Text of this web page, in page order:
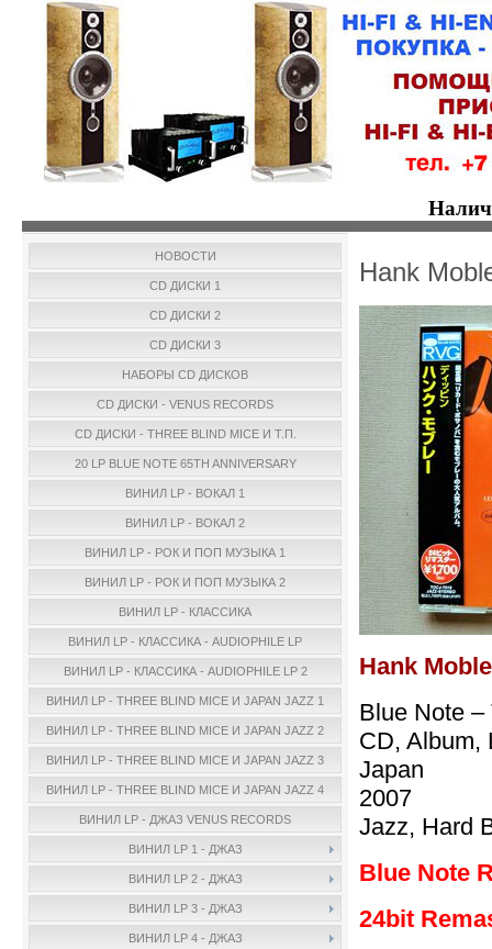
НОВОСТИ
CD ДИСКИ 1
CD ДИСКИ 2
CD ДИСКИ 3
НАБОРЫ CD ДИСКОВ
CD ДИСКИ - VENUS RECORDS
CD ДИСКИ - THREE BLIND MICE И Т.П.
20 LP BLUE NOTE 65TH ANNIVERSARY
ВИНИЛ LP - ВОКАЛ 1
ВИНИЛ LP - ВОКАЛ 2
ВИНИЛ LP - РОК И ПОП МУЗЫКА 1
ВИНИЛ LP - РОК И ПОП МУЗЫКА 2
ВИНИЛ LP - КЛАССИКА
ВИНИЛ LP - КЛАССИКА - AUDIOPHILE LP
ВИНИЛ LP - КЛАССИКА - AUDIOPHILE LP 2
ВИНИЛ LP - THREE BLIND MICE И JAPAN JAZZ 1
ВИНИЛ LP - THREE BLIND MICE И JAPAN JAZZ 2
ВИНИЛ LP - THREE BLIND MICE И JAPAN JAZZ 3
ВИНИЛ LP - THREE BLIND MICE И JAPAN JAZZ 4
ВИНИЛ LP - ДЖАЗ VENUS RECORDS
ВИНИЛ LP 1 - ДЖАЗ
ВИНИЛ LP 2 - ДЖАЗ
ВИНИЛ LP 3 - ДЖАЗ
ВИНИЛ LP 4 - ДЖАЗ
Hank
Hank
Blue Note
CD, Album,
Japan
2007
Jazz, Hard
Blue Note
24bit